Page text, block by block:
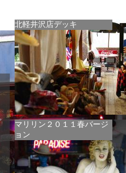
北軽井沢店デッキ
マリリン２０１１春バージ
ョン